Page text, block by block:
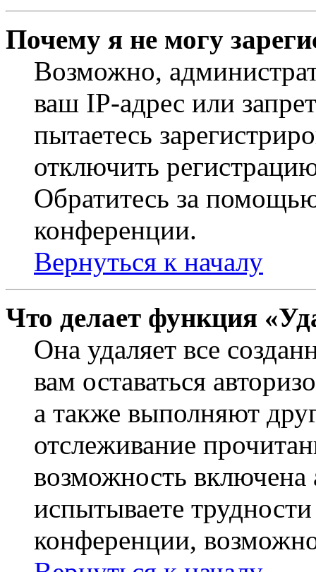
Почему я не могу
Возможно,
ваш IP-адрес или
пытаетесь
отключить
Обратитесь за
конференции.
Вернуться к началу
Что делает функция
Она удаляет все
вам оставаться
а также выполняют
отслеживание
возможность
испытываете
конференции,